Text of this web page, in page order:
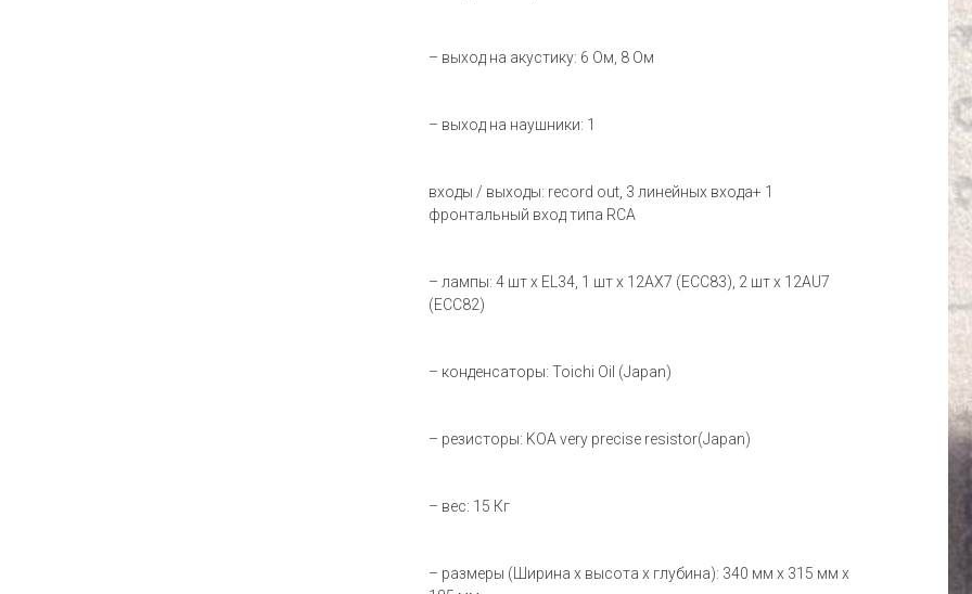
– выход на акустику: 6 Ом, 8 Ом
– выход на наушники: 1
входы / выходы: record out, 3 линейных входа+ 1
фронтальный вход типа RCA
– лампы: 4 шт х EL34, 1 шт х 12AX7 (ECC83), 2 шт х 12AU7
(EСC82)
– конденсаторы: Toichi Oil (Japan)
– резисторы: KOA very precise resistor(Japan)
– вес: 15 Кг
– размеры (Ширина х высота х глубина): 340 мм х 315 мм х